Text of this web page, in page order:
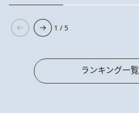
1 / 5
ランキング一覧